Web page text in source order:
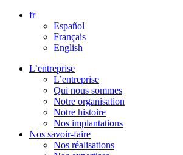
Aller
directement
fr
Español
Français
English
L’entreprise
L’entreprise
Qui nous sommes
Notre organisation
Notre histoire
Nos implantations
Nos savoir-faire
Nos réalisations